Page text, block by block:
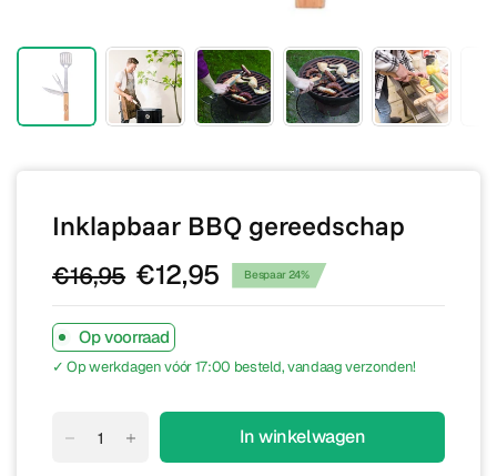
Inklapbaar BBQ gereedschap
€16,95 €12,95 Bespaar 24%
Op voorraad
✓ Op werkdagen vóór 17:00 besteld, vandaag verzonden!
In winkelwagen